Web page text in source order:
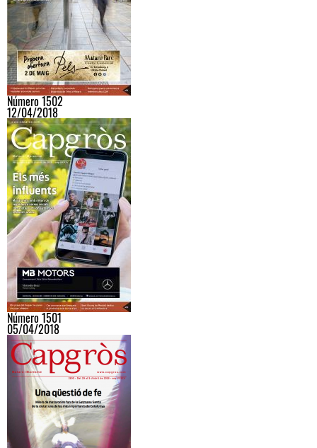
Número 1502
12/04/2018
Número 1501
05/04/2018